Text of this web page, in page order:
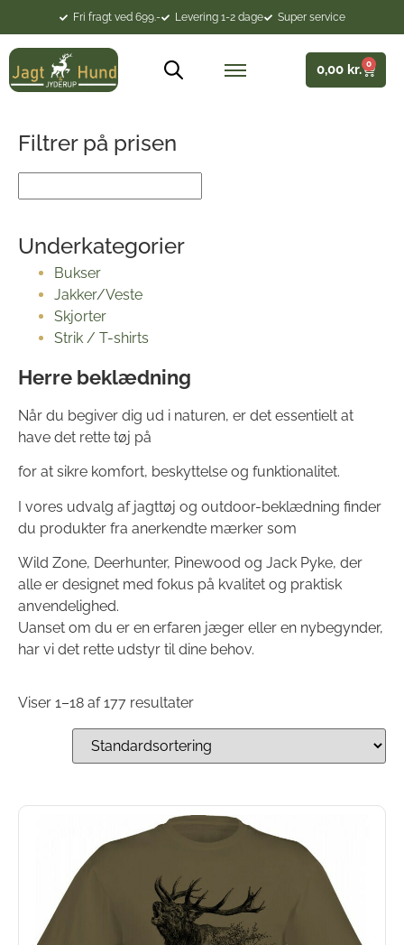
Fri fragt ved 699.- Levering 1-2 dage Super service
0,00 kr. 0
Filtrer på prisen
Bukser
Jakker/Veste
Skjorter
Strik / T-shirts
Herre beklædning
Når du begiver dig ud i naturen, er det essentielt at
have det rette tøj på
for at sikre komfort, beskyttelse og funktionalitet.
I vores udvalg af jagttøj og outdoor-beklædning finder
du produkter fra anerkendte mærker som
Wild Zone, Deerhunter, Pinewood og Jack Pyke, der
alle er designet med fokus på kvalitet og praktisk
anvendelighed.
Uanset om du er en erfaren jæger eller en nybegynder,
har vi det rette udstyr til dine behov.
Viser 1–18 af 177 resultater